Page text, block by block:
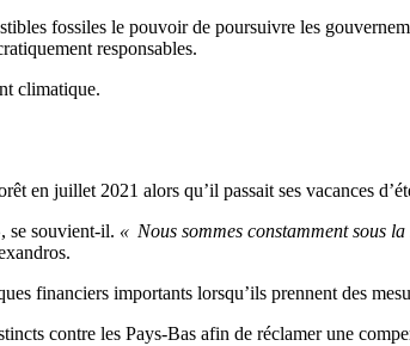
fossiles le pouvoir de poursuivre les
responsables.
climatique.
en juillet 2021 alors qu’il passait ses vacances
, se souvient-il. « Nous sommes constamment sous
financiers importants lorsqu’ils prennent des
contre les Pays-Bas afin de réclamer une